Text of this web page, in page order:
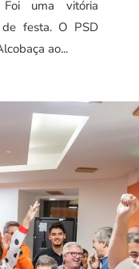
uma vitória
festa. O PSD
ao...